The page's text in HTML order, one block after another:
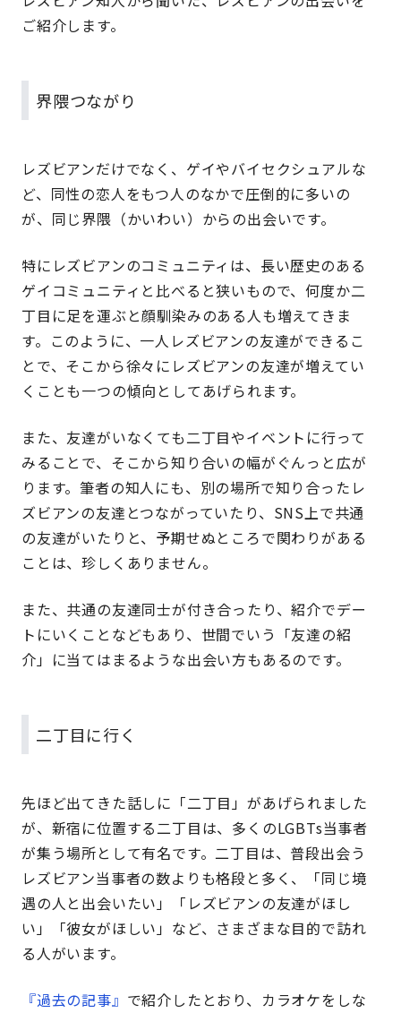
ご紹介します。
界隈つながり
レズビアンだけでなく、ゲイやバイセクシュアルな
ど、同性の恋人をもつ人のなかで圧倒的に多いの
が、同じ界隈（かいわい）からの出会いです。
特にレズビアンのコミュニティは、長い歴史のある
ゲイコミュニティと比べると狭いもので、何度か二
丁目に足を運ぶと顔馴染みのある人も増えてきま
す。このように、一人レズビアンの友達ができるこ
とで、そこから徐々にレズビアンの友達が増えてい
くことも一つの傾向としてあげられます。
また、友達がいなくても二丁目やイベントに行って
みることで、そこから知り合いの幅がぐんっと広が
ります。筆者の知人にも、別の場所で知り合ったレ
ズビアンの友達とつながっていたり、SNS上で共通
の友達がいたりと、予期せぬところで関わりがある
ことは、珍しくありません。
また、共通の友達同士が付き合ったり、紹介でデー
トにいくことなどもあり、世間でいう「友達の紹
介」に当てはまるような出会い方もあるのです。
二丁目に行く
先ほど出てきた話しに「二丁目」があげられました
が、新宿に位置する二丁目は、多くのLGBTs当事者
が集う場所として有名です。二丁目は、普段出会う
レズビアン当事者の数よりも格段と多く、「同じ境
遇の人と出会いたい」「レズビアンの友達がほし
い」「彼女がほしい」など、さまざまな目的で訪れ
る人がいます。
『過去の記事』 で紹介したとおり、カラオケをしな